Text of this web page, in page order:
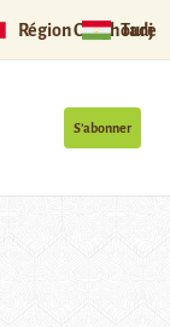
Région Ouïghoure
S’abonner